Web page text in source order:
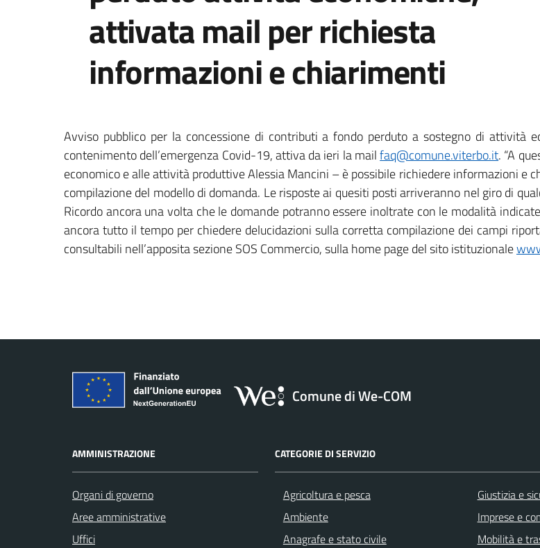
attivata mail per richiesta
informazioni e chiarimenti
Avviso pubblico per la concessione di contributi a fondo perduto a sostegno di attività
contenimento dell’emergenza Covid-19, attiva da ieri la mailfaq@comune.viterbo.it. “A
economico e alle attività produttive Alessia Mancini – è possibile richiedere informazioni e
compilazione del modello di domanda. Le risposte ai quesiti posti arriveranno nel giro di
Ricordo ancora una volta che le domande potranno essere inoltrate con le modalità
ancora tutto il tempo per chiedere delucidazioni sulla corretta compilazione dei campi
consultabili nell’apposita sezione SOS Commercio, sulla home page del sito istituzionale
Comune di We-COM
AMMINISTRAZIONE
Organi di governo
Aree amministrative
Uffici
CATEGORIE DI SERVIZIO
Agricoltura e pesca
Ambiente
Anagrafe e stato civile
Giustizia e
Imprese e
Mobilità e